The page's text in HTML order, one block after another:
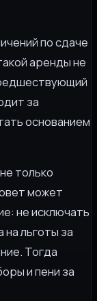
по сдаче
аренды не
за
основанием
только
может
не исключать
льготы за
Тогда
и пени за